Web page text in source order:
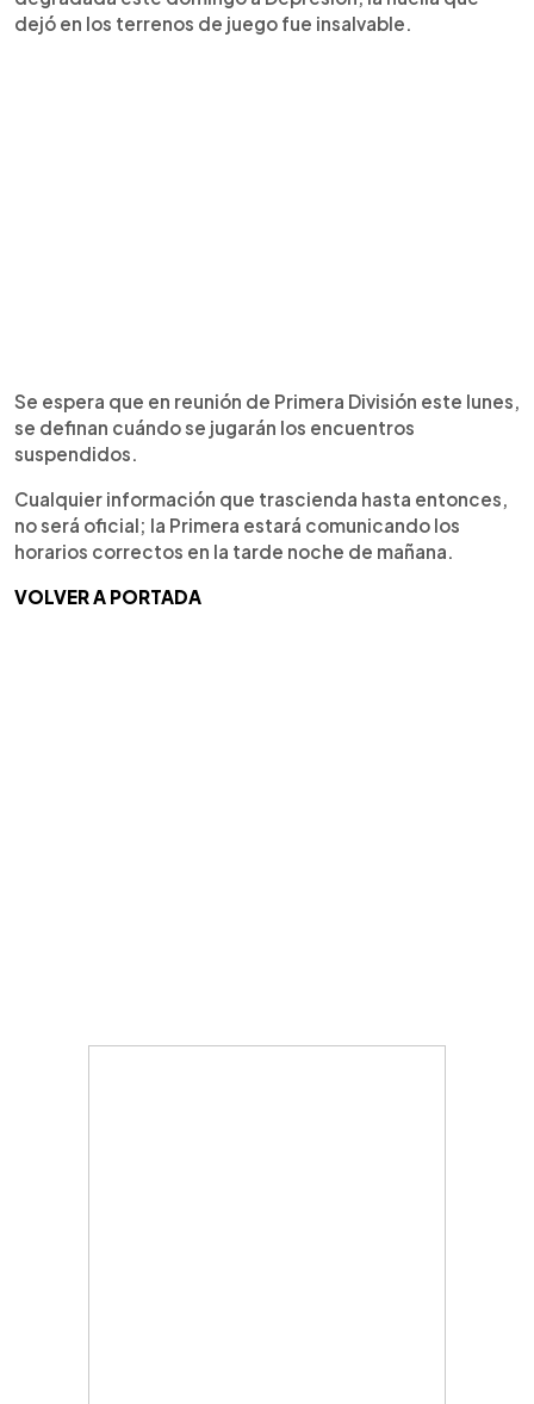
dejó en los terrenos de juego fue insalvable.
Se espera que en reunión de Primera División este lunes,
se definan cuándo se jugarán los encuentros
suspendidos.
Cualquier información que trascienda hasta entonces,
no será oficial; la Primera estará comunicando los
horarios correctos en la tarde noche de mañana.
VOLVER A PORTADA